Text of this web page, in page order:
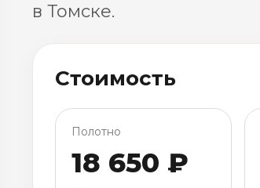
в Томске.
Стоимость
Полотно
18 650 ₽